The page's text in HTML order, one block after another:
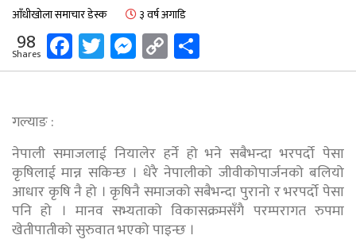
आँधीखोला समाचार डेस्क ३ वर्ष अगाडि
98
Shares Facebook
Twitter
Messenger
Copy
Link
गल्याङ :
नेपाली समाजलाई नियालेर हर्ने हो भने सबैभन्दा भरपर्दो पेसा
कृषिलाई मान्न सकिन्छ । धेरै नेपालीको जीवीकोपार्जनको बलियो
आधार कृषि नै हो । कृषिनै समाजको सबैभन्दा पुरानो र भरपर्दो पेसा
पनि हो । मानव सभ्यताको विकासक्रमसँगै परम्परागत रुपमा
खेतीपातीको सुरुवात भएको पाइन्छ ।